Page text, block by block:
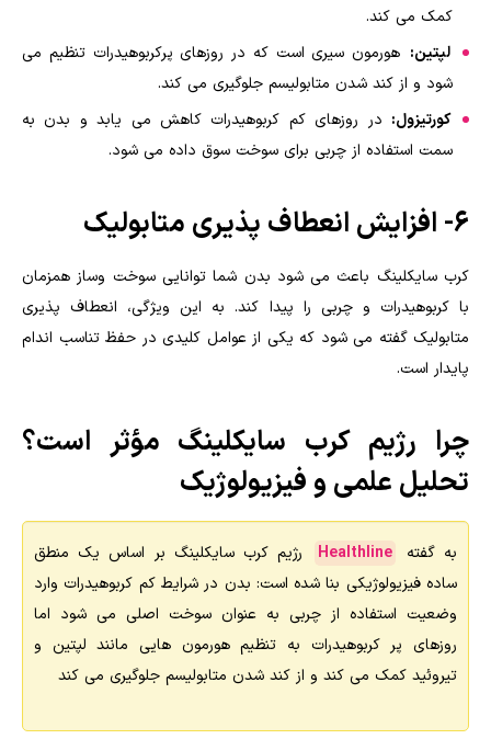
کمک می کند.
لپتین: هورمون سیری است که در روزهای پرکربوهیدرات تنظیم می
شود و از کند شدن متابولیسم جلوگیری می کند.
کورتیزول: در روزهای کم کربوهیدرات کاهش می یابد و بدن به
سمت استفاده از چربی برای سوخت سوق داده می شود.
۶- افزایش انعطاف پذیری متابولیک
کرب سایکلینگ باعث می شود بدن شما توانایی سوخت وساز همزمان
با کربوهیدرات و چربی را پیدا کند. به این ویژگی، انعطاف پذیری
متابولیک گفته می شود که یکی از عوامل کلیدی در حفظ تناسب اندام
پایدار است.
چرا رژیم کرب سایکلینگ مؤثر است؟
تحلیل علمی و فیزیولوژیک
به گفته Healthline
رژیم کرب سایکلینگ بر اساس یک منطق
ساده فیزیولوژیکی بنا شده است: بدن در شرایط کم کربوهیدرات وارد
وضعیت استفاده از چربی به عنوان سوخت اصلی می شود اما
روزهای پر کربوهیدرات به تنظیم هورمون هایی مانند لپتین و
تیروئید کمک می کند و از کند شدن متابولیسم جلوگیری می کند